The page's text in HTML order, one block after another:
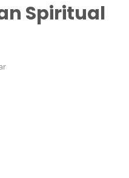
Spiritual